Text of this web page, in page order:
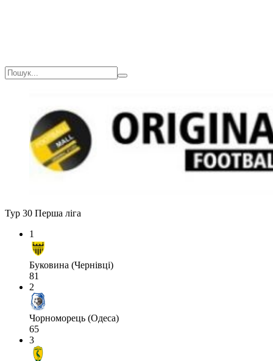
Тур 30 Перша ліга
1
Буковина (Чернівці)
81
2
Чорноморець (Одеса)
65
3